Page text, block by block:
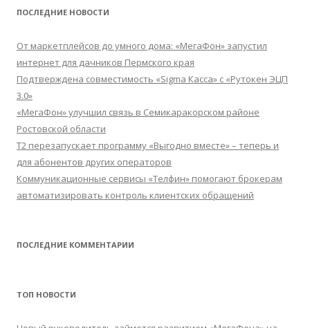
ПОСЛЕДНИЕ НОВОСТИ
От маркетплейсов до умного дома: «МегаФон» запустил
интернет для дачников Пермского края
Подтверждена совместимость «Sigma Касса» с «Рутокен ЭЦП
3.0»
«МегаФон» улучшил связь в Семикаракорском районе
Ростовской области
Т2 перезапускает программу «Выгодно вместе» – теперь и
для абонентов других операторов
Коммуникационные сервисы «Телфин» помогают брокерам
автоматизировать контроль клиентских обращений
ПОСЛЕДНИЕ КОММЕНТАРИИ
ТОП НОВОСТИ